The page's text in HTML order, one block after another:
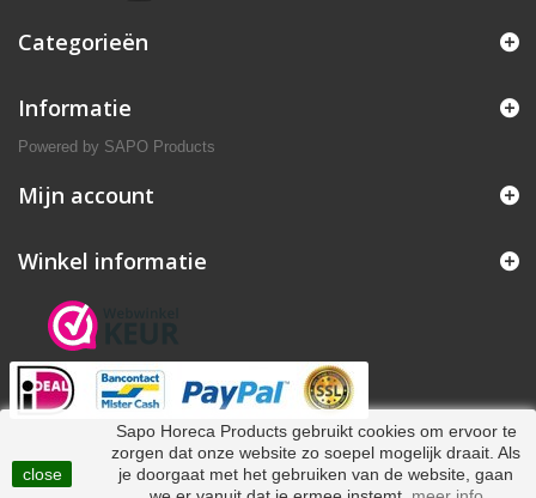
Categorieën
Informatie
Powered by SAPO Products
Mijn account
Winkel informatie
close
Sapo Horeca Products gebruikt cookies om ervoor te
zorgen dat onze website zo soepel mogelijk draait. Als
je doorgaat met het gebruiken van de website, gaan